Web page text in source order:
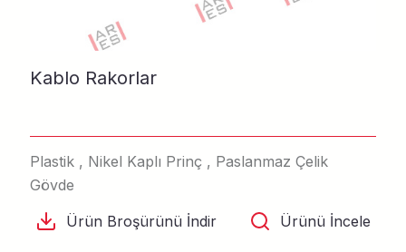
Kablo Rakorlar
Plastik , Nikel Kaplı Prinç , Paslanmaz Çelik
Gövde
Ürün Broşürünü İndir
Ürünü İncele